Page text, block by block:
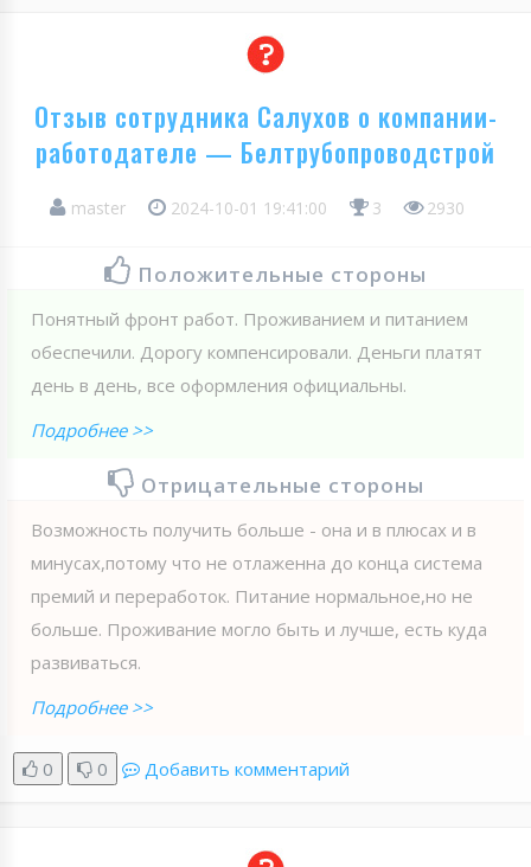
Отзыв сотрудника Салухов о компании-
работодателе — Белтрубопроводстрой
master 2024-10-01 19:41:00 3 2930
Положительные стороны
Понятный фронт работ. Проживанием и питанием
обеспечили. Дорогу компенсировали. Деньги платят
день в день, все оформления официальны.
Подробнее >>
Отрицательные стороны
Возможность получить больше - она и в плюсах и в
минусах,потому что не отлаженна до конца система
премий и переработок. Питание нормальное,но не
больше. Проживание могло быть и лучше, есть куда
развиваться.
Подробнее >>
0 0 Добавить комментарий